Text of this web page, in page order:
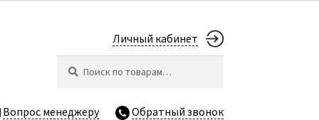
Личный кабинет
Вопрос менеджеру Обратный звонок